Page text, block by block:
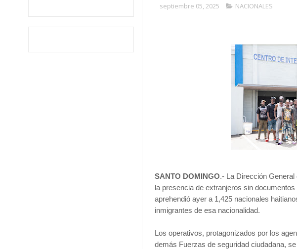
septiembre 05, 2025 NACIONALES
SANTO DOMINGO.- La Dirección
la presencia de extranjeros sin
aprehendió ayer a 1,425 nacionales
inmigrantes de esa nacionalidad.
Los operativos, protagonizados por los
demás Fuerzas de seguridad ciudadana,